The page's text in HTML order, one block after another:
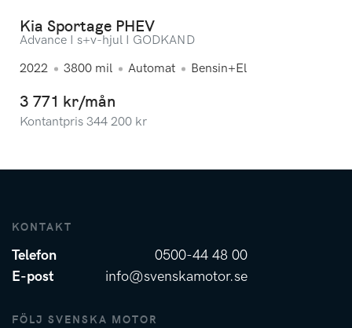
Kia Sportage PHEV
Advance I s+v-hjul I GODKÄND
2022
3800 mil Automat Bensin+El
3 771 kr/mån
Kontantpris 344 200 kr
KONTAKT
Telefon
0500-44 48 00
E-post
info@svenskamotor.se
FÖLJ SVENSKA MOTOR